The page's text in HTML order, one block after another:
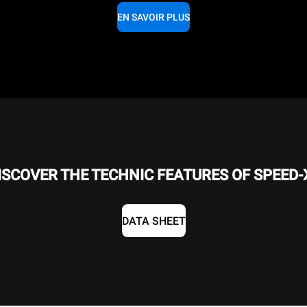
EN SAVOIR PLUS
THE TECHNIC FEATURES OF SPEED-
DATA SHEET